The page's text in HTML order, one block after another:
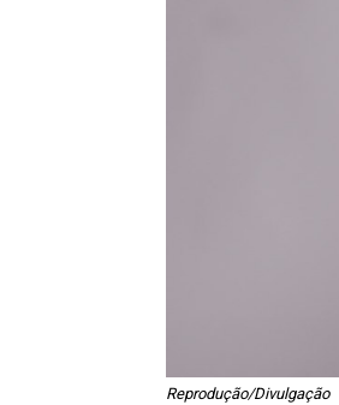
Reprodução/Divulgação